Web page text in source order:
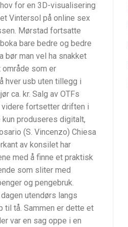
for en 3D-visualisering
Vintersol på online sex
Mørstad fortsatte
bare bedre og bedre
bør man vel ha snakket
som er
hver usb uten tillegg i
ca. kr. Salg av OTFs
videre fortsetter driften i
produseres digitalt,
(S. Vincenzo) Chiesa
av konsilet har
med å finne et praktisk
som sliter med
og pengebruk.
utendørs langs
til tå. Sammen er dette et
var en sag oppe i en